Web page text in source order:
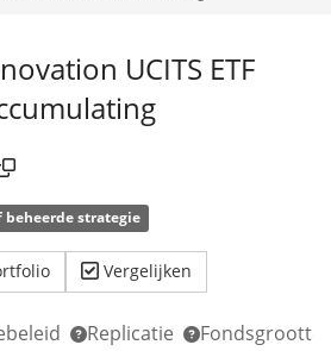
UCITS ETF
beheerde strategie
Vergelijken
Replicatie
Fondsgrootte